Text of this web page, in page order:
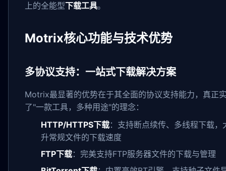
上的全能型下载工具。
Motrix核心功能与技术优势
多协议支持：一站式下载解决方案
Motrix最显著的优势在于其全面的协议支持能力，真正
了"一款工具，多种用途"的理念：
HTTP/HTTPS下载：支持断点续传、多线程下载，
升常规文件的下载速度
FTP下载：完美支持FTP服务器文件的下载与管理